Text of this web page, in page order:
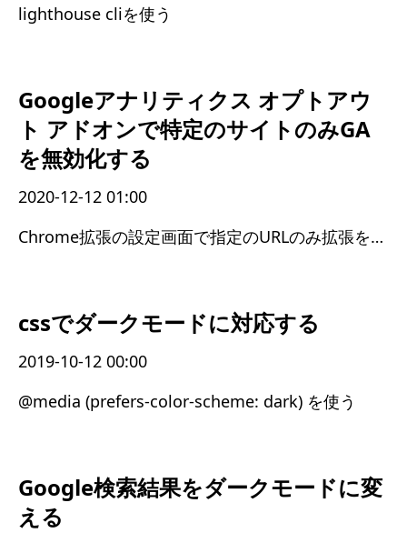
lighthouse cliを使う
Googleアナリティクス オプトアウ
ト アドオンで特定のサイトのみGA
を無効化する
2020-12-12 01:00
Chrome拡張の設定画面で指定のURLのみ拡張を有効にする
cssでダークモードに対応する
2019-10-12 00:00
@media (prefers-color-scheme: dark) を使う
Google検索結果をダークモードに変
える